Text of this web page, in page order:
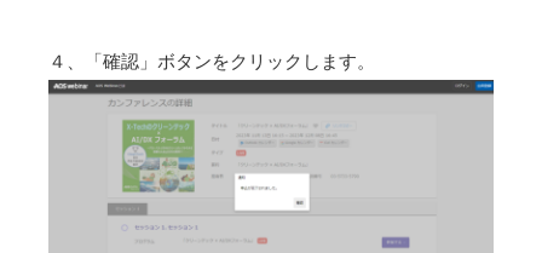
４、「確認」ボタンをクリックします。